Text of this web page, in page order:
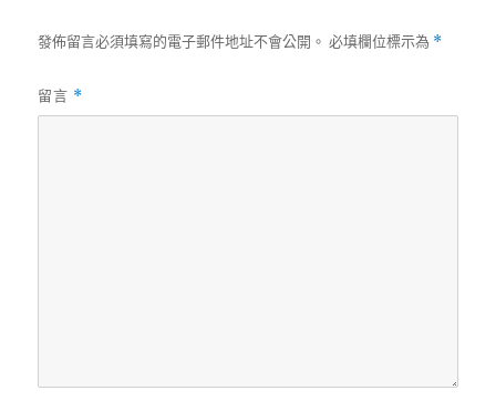
發佈留言必須填寫的電子郵件地址不會公開。 必填欄位標示為 *
留言 *